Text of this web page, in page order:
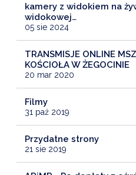
kamery z widokiem na
widokowej…
05 sie 2024
TRANSMISJE ONLINE
KOŚCIOŁA W ŻEGOCINIE
20 mar 2020
Filmy
31 paź 2019
Przydatne strony
21 sie 2019